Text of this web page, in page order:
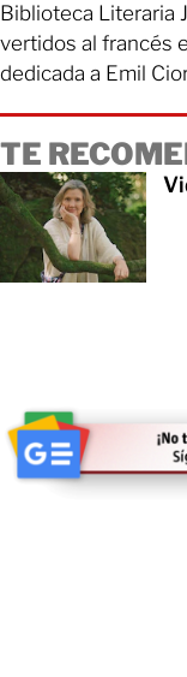
Biblioteca Literaria
vertidos al francés
dedicada a Emil
TE